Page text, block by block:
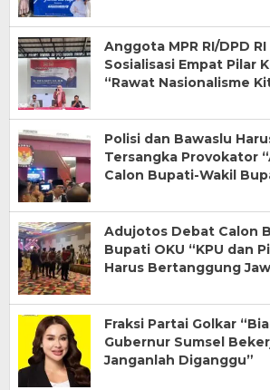
Anggota MPR RI/DPD
Sosialisasi Empat Pilar
“Rawat Nasionalisme
Polisi dan Bawaslu
Tersangka Provokator
Calon Bupati-Wakil
Adujotos Debat Calon
Bupati OKU “KPU dan
Harus Bertanggung
Fraksi Partai Golkar
Gubernur Sumsel
Janganlah Diganggu”